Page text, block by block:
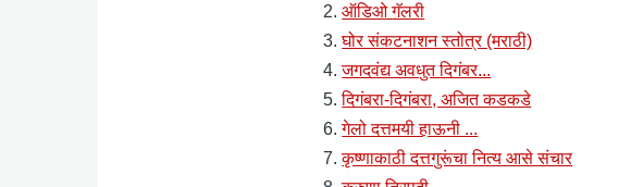
ऑडिओ गॅलरी
घोर संकटनाशन स्तोत्र (मराठी)
जगदवंद्य अवधुत दिगंबर...
दिगंबरा-दिगंबरा, अजित कडकडे
गेलो दत्तमयी हाऊनी ...
कृष्णाकाठी दत्तगुरूंचा नित्य आसे संचार